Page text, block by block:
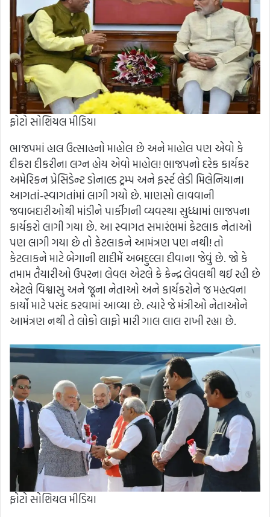
ફોટો સોશિયલ મીડિયા
ભાજપમાં હાલ ઉત્સાહનો માહોલ છે અને માહોલ પણ એવો કે
દીકરા દીકરીના લગ્ન હોય એવો માહોલ! ભાજપનો દરેક કાર્યકર
અમેરિકન પ્રેસિડેન્ટ ડોનાલ્ડ ટ્રમ્પ અને ફર્સ્ટ લેડી મિલેનિયાના
આગતાં-સ્વાગતાંમાં લાગી ગયો છે. માણસો લાવવાની
જવાબદારીઓથી માંડીને પાર્કીંગની વ્યવસ્થા સુધ્ધામાં ભાજપના
કાર્યકરો લાગી ગયા છે. આ સ્વાગત સમારંભમાં કેટલાક નેતાઓ
પણ લાગી ગયા છે તો કેટલાકને આમંત્રણ પણ નથી! તો
કેટલાકને માટે બેગાની શાદીમેં અબદુલ્લા દીવાના જેવું છે. જો કે
તમામ તૈયારીઓ ઉપરના લેવલ એટલે કે કેન્દ્ર લેવલથી થઈ રહી છે
એટલે વિશ્વાસુ અને જૂના નેતાઓ અને કાર્યકરોને જ મહત્વના
કાર્યો માટે પસંદ કરવામાં આવ્યા છે. ત્યારે જે મંત્રીઓ નેતાઓને
આમંત્રણ નથી તે લોકો લાફો મારી ગાલ લાલ રાખી રહ્યા છે.
ફોટો સોશિયલ મીડિયા